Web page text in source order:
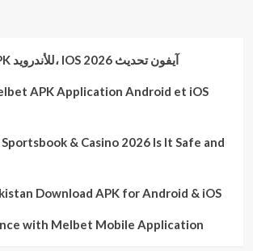
تنزيل Melbet APK للأندرويد، IOS آيفون تحديث 2026
APK Application Android et iOS
& Casino 2026 Is It Safe and
Download APK for Android & iOS
with Melbet Mobile Application